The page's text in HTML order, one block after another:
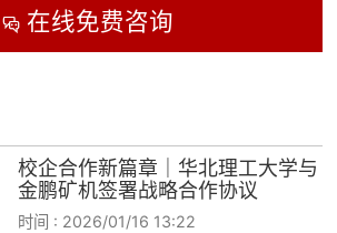
在线免费咨询
校企合作新篇章｜华北理工大学与
金鹏矿机签署战略合作协议
时间 : 2026/01/16 13:22